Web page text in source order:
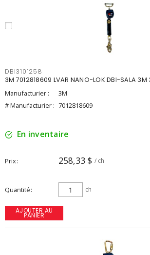
DBI3101258
3M 7012818609 LVAR NANO-LOK DBI-SALA 3M
Manufacturier :
3M
# Manufacturier : 7012818609
En inventaire
Prix 258,33 $ / ch
Quantité ch
AJOUTER AU
PANIER